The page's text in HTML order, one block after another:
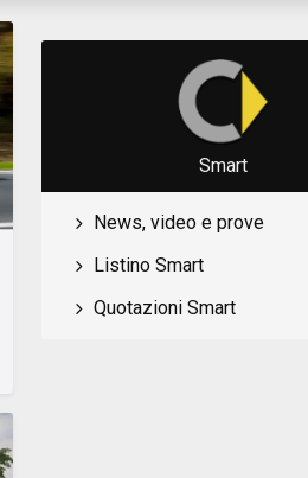
Smart
News, video e prove
Listino Smart
Quotazioni Smart